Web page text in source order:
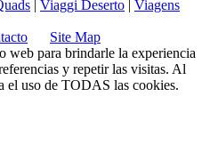
| Viaggi Deserto | Viagens
Site Map
web para brindarle la experiencia
y repetir las visitas. Al
el uso de TODAS las cookies.